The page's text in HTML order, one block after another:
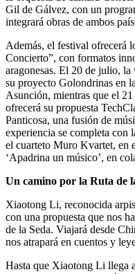
Gil de Gálvez, con un
integrará obras de ambos
Además, el festival ofrecerá
Concierto”, con formatos
aragonesas. El 20 de julio,
su proyecto Golondrinas en
Asunción, mientras que el
ofrecerá su propuesta
Panticosa, una fusión de
experiencia se completa con
el cuarteto Muro Kvartet, en
‘Apadrina un músico’, en
Un camino por la Ruta de
Xiaotong Li, reconocida
con una propuesta que nos
de la Seda. Viajará desde
nos atrapará en cuentos y
Hasta que Xiaotong Li llega